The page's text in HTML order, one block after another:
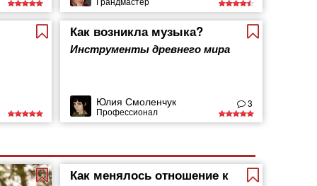
Как возникла музыка?
Инструменты древнего мира
Юлия Смоленчук
Профессионал
3
Как менялось отношение к